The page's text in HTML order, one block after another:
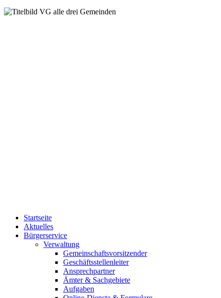
Startseite
Aktuelles
Bürgerservice
Verwaltung
Gemeinschaftsvorsitzender
Geschäftsstellenleiter
Ansprechpartner
Ämter & Sachgebiete
Aufgaben